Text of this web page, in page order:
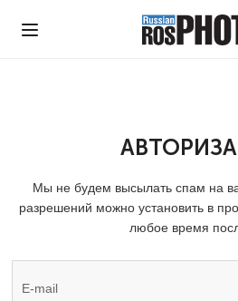
Мы не будем высылать спам на
разрешений можно установить в
любое время